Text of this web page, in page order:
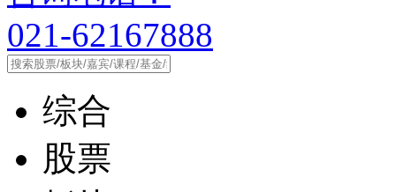
021-62167888
综合
股票